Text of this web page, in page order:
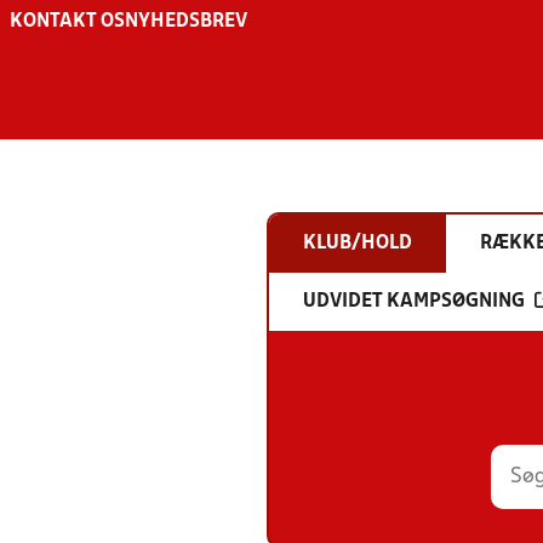
KONTAKT OS NYHEDSBREV
KLUB/HOLD
UDVIDET KAMPSØGNING